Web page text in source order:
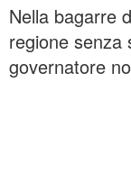
Nella bagarre
regione senza
governatore